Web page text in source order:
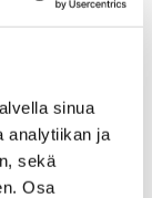
sinua
analytiikan ja
sekä
Osa
2017
se saatiin
aikana.